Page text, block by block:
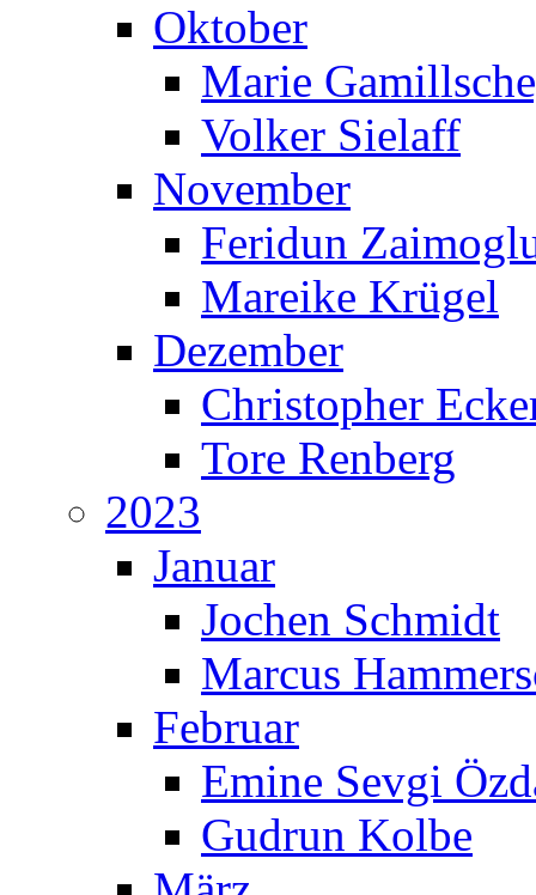
Oktober
Marie
Volker Sielaff
November
Feridun
Mareike Krügel
Dezember
Christopher
Tore Renberg
2023
Januar
Jochen Schmidt
Marcus
Februar
Emine Sevgi
Gudrun Kolbe